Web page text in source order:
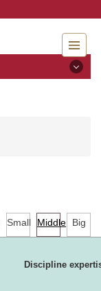
Small Middle Big
Discipline